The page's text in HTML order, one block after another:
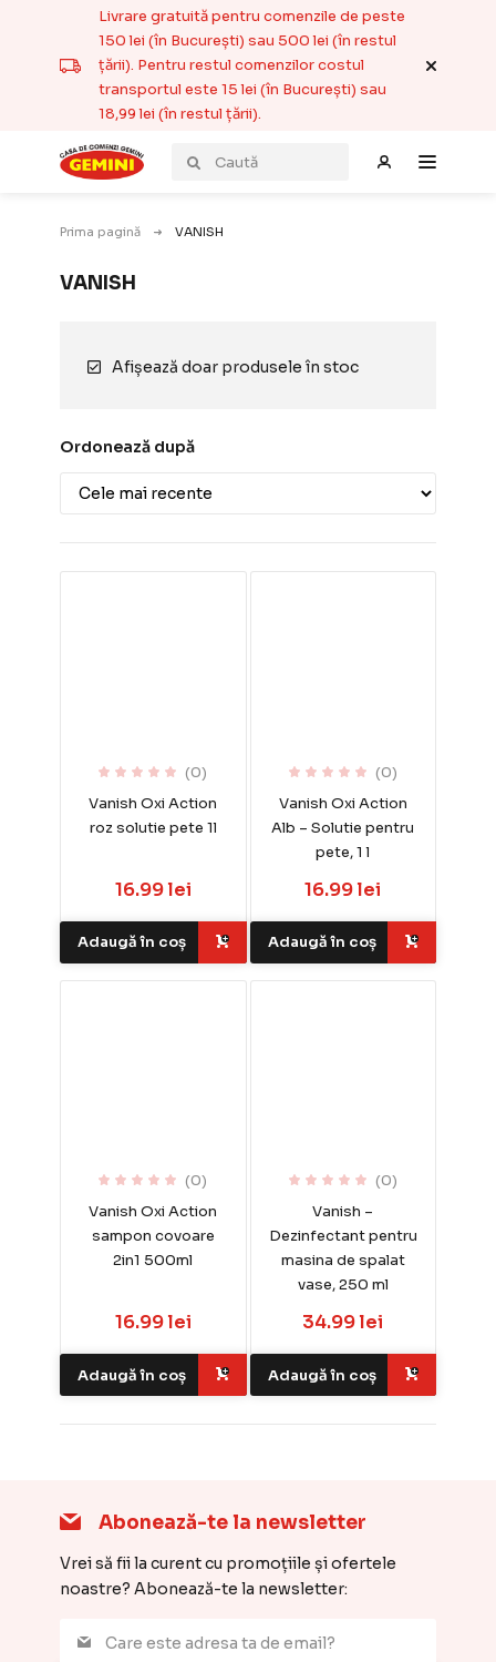
Livrare gratuită pentru comenzile de peste
150 lei (în București) sau 500 lei (în restul
țării). Pentru restul comenzilor costul
transportul este 15 lei (în București) sau
18,99 lei (în restul țării).
Prima pagină VANISH
VANISH
Afișează doar produsele în stoc
Ordonează după
(0)
Vanish Oxi Action
roz solutie pete 1l
16.99 lei
Adaugă în coș
(0)
Vanish Oxi Action
Alb – Solutie pentru
pete, 1 l
16.99 lei
Adaugă în coș
(0)
Vanish Oxi Action
sampon covoare
2in1 500ml
16.99 lei
Adaugă în coș
(0)
Vanish –
Dezinfectant pentru
masina de spalat
vase, 250 ml
34.99 lei
Adaugă în coș
Abonează-te la newsletter
Vrei să fii la curent cu promoțiile și ofertele
noastre? Abonează-te la newsletter: